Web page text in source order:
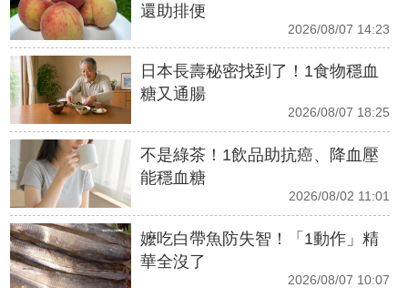
還助排便
2026/08/07 14:23
日本長壽秘密找到了！1食物穩血
糖又通腸
2026/08/07 18:25
不是綠茶！1飲品助抗癌、降血壓
能穩血糖
2026/08/02 11:01
嬤吃白帶魚防失智！「1動作」精
華全沒了
2026/08/07 10:07